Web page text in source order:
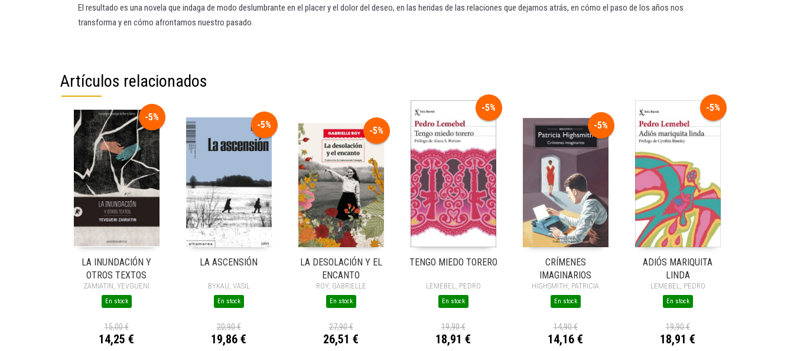
El resultado es una novela que indaga de modo deslumbrante en el placer y el dolor del deseo, en las heridas de las relaciones que dejamos atrás, en cómo el paso de los años nos
transforma y en cómo afrontamos nuestro pasado.
Artículos relacionados
-5%
LA INUNDACIÓN Y
OTROS TEXTOS
ZAMIATIN, YEVGUENI
En stock
15,00 €
14,25 €
-5%
LA ASCENSIÓN
BYKAU, VASIL
En stock
20,90 €
19,86 €
-5%
LA DESOLACIÓN Y EL
ENCANTO
ROY, GABRIELLE
En stock
27,90 €
26,51 €
-5%
TENGO MIEDO TORERO
LEMEBEL, PEDRO
En stock
19,90 €
18,91 €
-5%
CRÍMENES
IMAGINARIOS
HIGHSMITH, PATRICIA
En stock
14,90 €
14,16 €
-5%
ADIÓS MARIQUITA
LINDA
LEMEBEL, PEDRO
En stock
19,90 €
18,91 €